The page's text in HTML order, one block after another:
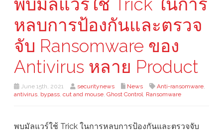
พบมัลแวร์ใช้ Trick ในการ
หลบการป้องกันและตรวจ
จับ Ransomware ของ
Antivirus หลาย Product
June 15th, 2021 securitynews News Anti-ransomware,
antivirus, bypass, cut and mouse, Ghost Control, Ransomware
พบมัลแวร์ใช้ Trick ในการหลบการป้องกันและตรวจจับ